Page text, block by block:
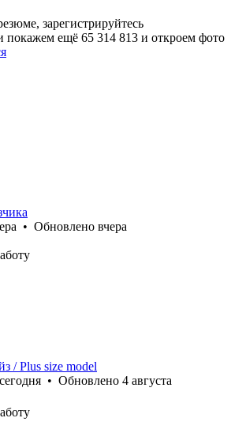
зарегистрируйтесь
покажем ещё 65 314 813 и откроем фото
• Обновлено вчера
/ Plus size model
сегодня • Обновлено 4 августа